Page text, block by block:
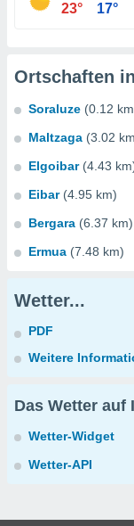
23° 17°
Ortschaften
Soraluze (0.12
Maltzaga (3.02
Elgoibar (4.43
Eibar (4.95 km)
Bergara (6.37 km)
Ermua (7.48 km)
Wetter...
PDF
Weitere
Das Wetter auf
Wetter-Widget
Wetter-API